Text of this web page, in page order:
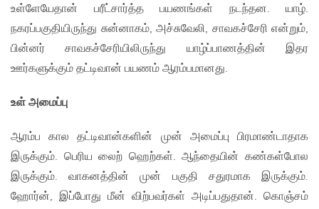
உள்ளேயேதான் பரீட்சார்த்த பயணங்கள் நடந்தன. யாழ்.
நகரப்பகுதியிருந்து சுன்னாகம், அச்சுவேலி, சாவகச்சேரி என்றும்,
பின்னர் சாவகச்சேரியிலிருந்து யாழ்ப்பாணத்தின் இதர
ஊர்களுக்கும் தட்டிவான் பயணம் ஆரம்பமானது.
உள் அமைப்பு
ஆரம்ப கால தட்டிவான்களின் முன் அமைப்பு பிரமாண்டாதாக
இருக்கும். பெரிய லைற் ஹெற்கள். ஆந்தையின் கண்கள்போல
இருக்கும். வாகனத்தின் முன் பகுதி சதுரமாக இருக்கும்.
ஹோர்ன், இப்போது மீன் விற்பவர்கள் அடிப்பதுதான். கொஞ்சம்